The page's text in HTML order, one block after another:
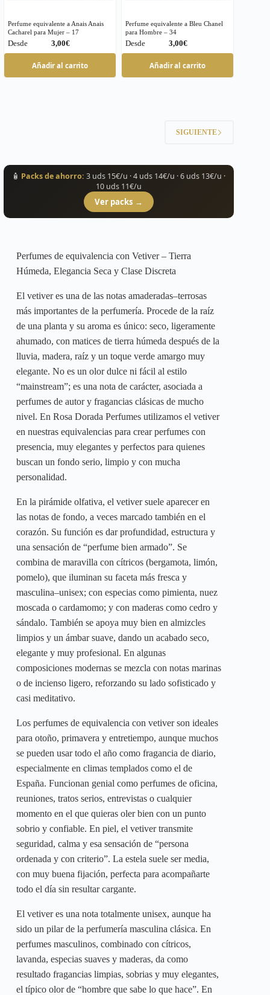
Perfume equivalente a Anais Anais
Cacharel para Mujer – 17
€
Añadir al carrito
Este
producto
tiene
en
Perfume equivalente a Bleu Chanel
para Hombre – 34
€
Añadir al carrito
Este
producto
tiene
en
la
página
de
producto
SIGUIENTE
🧴 Packs de ahorro: 3 uds 15€/u · 4 uds 14€/u · 6 uds 13€/u ·
10 uds 11€/u
Ver packs →
Perfumes de equivalencia con Vetiver – Tierra
Húmeda, Elegancia Seca y Clase Discreta
El vetiver es una de las notas amaderadas–terrosas
más importantes de la perfumería. Procede de la raíz
de una planta y su aroma es único: seco, ligeramente
ahumado, con matices de tierra húmeda después de la
lluvia, madera, raíz y un toque verde amargo muy
elegante. No es un olor dulce ni fácil al estilo
“mainstream”; es una nota de carácter, asociada a
perfumes de autor y fragancias clásicas de mucho
nivel. En Rosa Dorada Perfumes utilizamos el vetiver
en nuestras equivalencias para crear perfumes con
presencia, muy elegantes y perfectos para quienes
buscan un fondo serio, limpio y con mucha
personalidad.
En la pirámide olfativa, el vetiver suele aparecer en
las notas de fondo, a veces marcado también en el
corazón. Su función es dar profundidad, estructura y
una sensación de “perfume bien armado”. Se
combina de maravilla con cítricos (bergamota, limón,
pomelo), que iluminan su faceta más fresca y
masculina–unisex; con especias como pimienta, nuez
moscada o cardamomo; y con maderas como cedro y
sándalo. También se apoya muy bien en almizcles
limpios y un ámbar suave, dando un acabado seco,
elegante y muy profesional. En algunas
composiciones modernas se mezcla con notas marinas
o de incienso ligero, reforzando su lado sofisticado y
casi meditativo.
Los perfumes de equivalencia con vetiver son ideales
para otoño, primavera y entretiempo, aunque muchos
se pueden usar todo el año como fragancia de diario,
especialmente en climas templados como el de
España. Funcionan genial como perfumes de oficina,
reuniones, tratos serios, entrevistas o cualquier
momento en el que quieras oler bien con un punto
sobrio y confiable. En piel, el vetiver transmite
seguridad, calma y esa sensación de “persona
ordenada y con criterio”. La estela suele ser media,
con muy buena fijación, perfecta para acompañarte
todo el día sin resultar cargante.
El vetiver es una nota totalmente unisex, aunque ha
sido un pilar de la perfumería masculina clásica. En
perfumes masculinos, combinado con cítricos,
lavanda, especias suaves y maderas, da como
resultado fragancias limpias, sobrias y muy elegantes,
el típico olor de “hombre que sabe lo que hace”. En